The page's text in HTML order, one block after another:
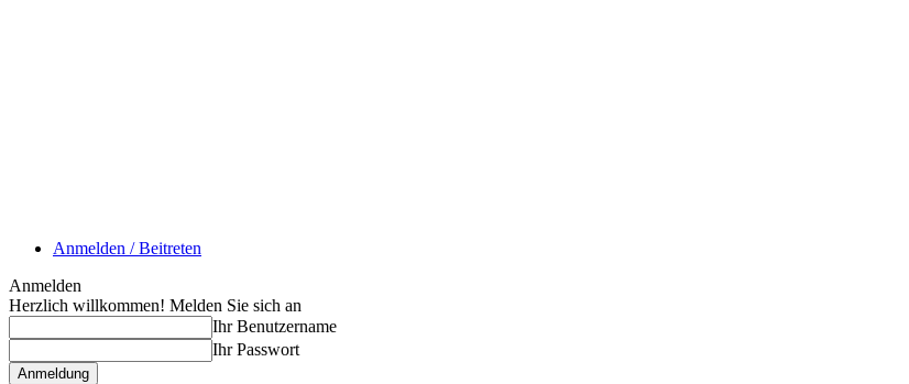
Anmelden / Beitreten
Anmelden
Herzlich willkommen! Melden Sie sich an
Ihr Benutzername
Ihr Passwort